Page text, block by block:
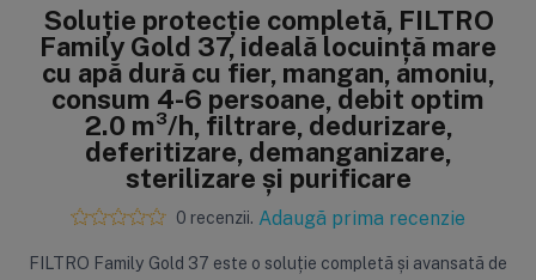
Dozatoare
(7)
Sisteme economice
(9)
Carcase
(8)
Seturi de
(21)
Soluție protecție completă, FILTRO
Family Gold 37, ideală locuință mare
cu apă dură cu fier, mangan, amoniu,
consum 4-6 persoane, debit optim
2.0 m³/h, filtrare, dedurizare,
deferitizare, demanganizare,
sterilizare și purificare
0 recenzii. Adaugă prima recenzie
FILTRO Family Gold 37 este o soluție completă și avansată de